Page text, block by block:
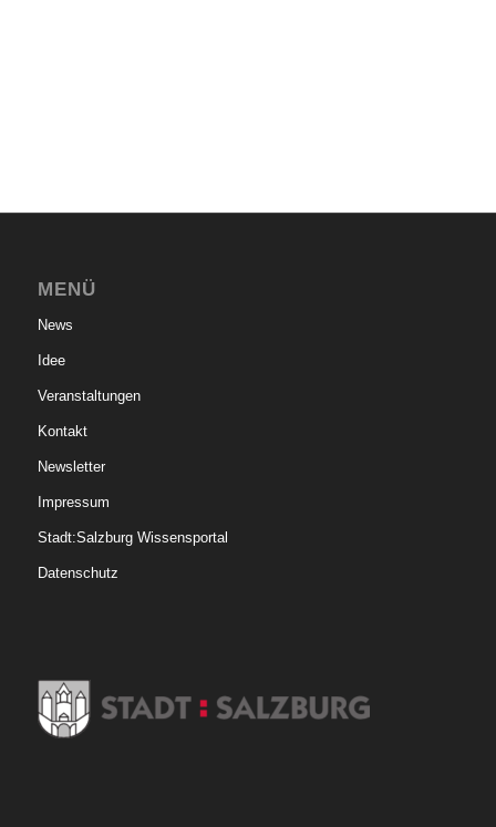
MENÜ
News
Idee
Veranstaltungen
Kontakt
Newsletter
Impressum
Stadt:Salzburg Wissensportal
Datenschutz